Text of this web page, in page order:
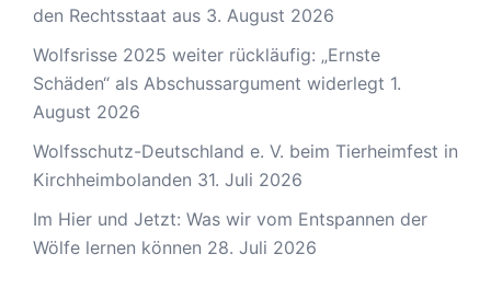
den Rechtsstaat aus 3. August 2026
Wolfsrisse 2025 weiter rückläufig: „Ernste
Schäden“ als Abschussargument widerlegt 1.
August 2026
Wolfsschutz-Deutschland e. V. beim Tierheimfest in
Kirchheimbolanden 31. Juli 2026
Im Hier und Jetzt: Was wir vom Entspannen der
Wölfe lernen können 28. Juli 2026